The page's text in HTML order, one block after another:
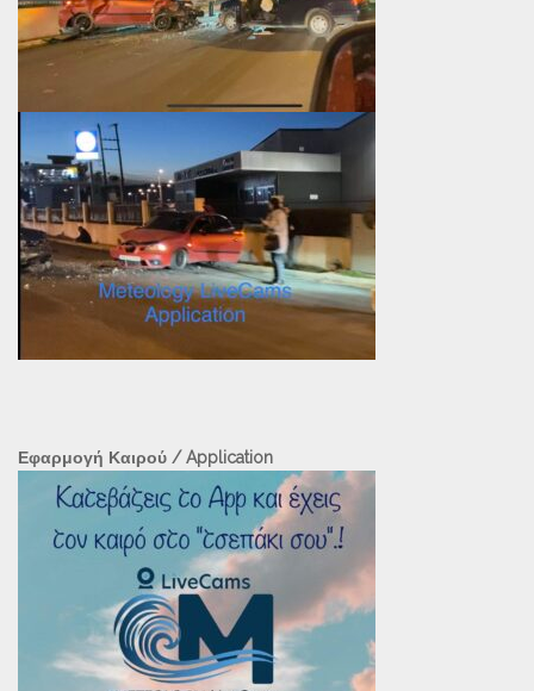
Εφαρμογή Καιρού / Application